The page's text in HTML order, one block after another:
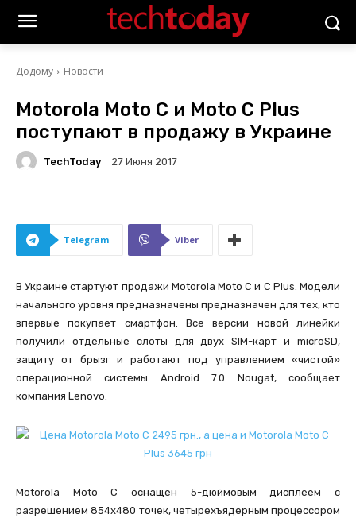
Додому Новости
Motorola Moto C и Moto С Plus
поступают в продажу в Украине
TechToday 27 Июня 2017
Telegram Viber
В Украине стартуют продажи Motorola Moto C и С Plus. Модели
начального уровня предназначены предназначен для тех, кто
впервые покупает смартфон. Все версии новой линейки
получили отдельные слоты для двух SIM-карт и microSD,
защиту от брызг и работают под управлением «чистой»
операционной системы Android 7.0 Nougat, сообщает
компания Lenovo.
Motorola Moto C оснащён 5-дюймовым дисплеем с
разрешением 854х480 точек, четырехъядерным процессором